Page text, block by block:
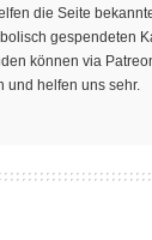
die Seite
gespendeten
können via
und helfen uns sehr.